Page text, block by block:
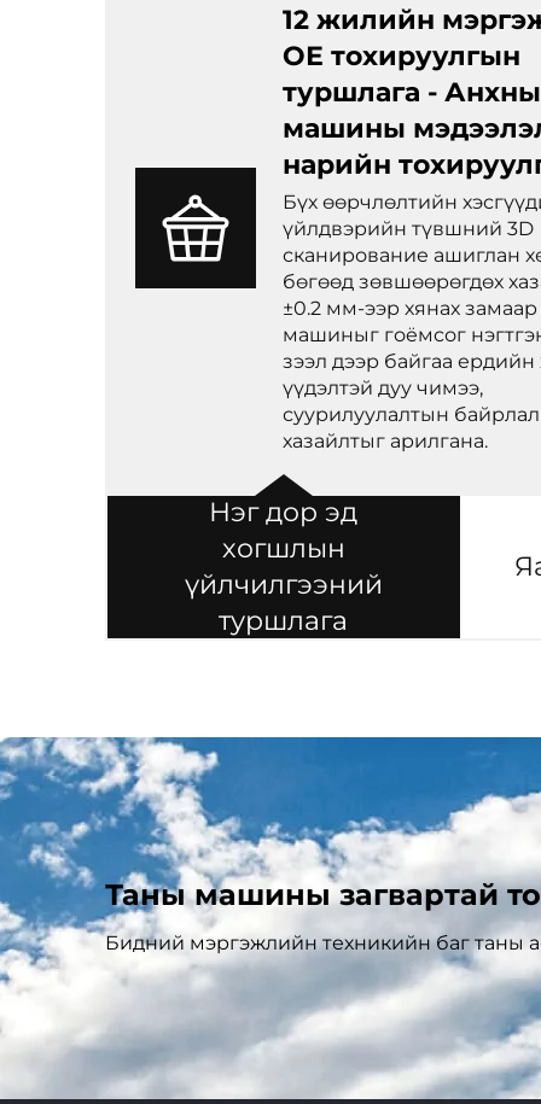
12 жилийн
ОЕ тохируулгын
туршлага - Анхны
машины
нарийн
Бүх өөрчлөлтийн
үйлдвэрийн түвшний 3D
сканирование ашиглан
бөгөөд зөвшөөрөгдөх
±0.2 мм-ээр хянах
машиныг гоёмсог
зээл дээр байгаа ердийн
үүдэлтэй дуу чимээ,
суурилуулалтын
хазайлтыг арилгана.
Нэг дор эд
хогшлын
үйлчилгээний
туршлага
Таны машины загвартай
Бидний мэргэжлийн техникийн баг таны